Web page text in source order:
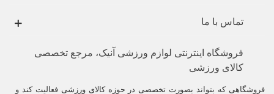
تماس با ما
فروشگاه اینترنتی لوازم ورزشی آنیک، مرجع تخصصی
کالای ورزشی
فروشگاهی که بتواند بصورت تخصصی در حوزه کالای ورزشی فعالیت کند و